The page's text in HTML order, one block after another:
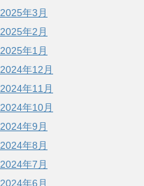
2025年3月
2025年2月
2025年1月
2024年12月
2024年11月
2024年10月
2024年9月
2024年8月
2024年7月
2024年6月